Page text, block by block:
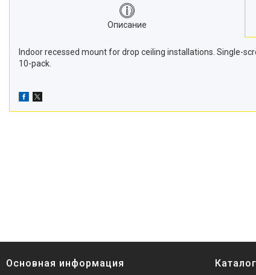
Описание
Indoor recessed mount for drop ceiling installations. Single-
10-pack.
Основная информация Каталог